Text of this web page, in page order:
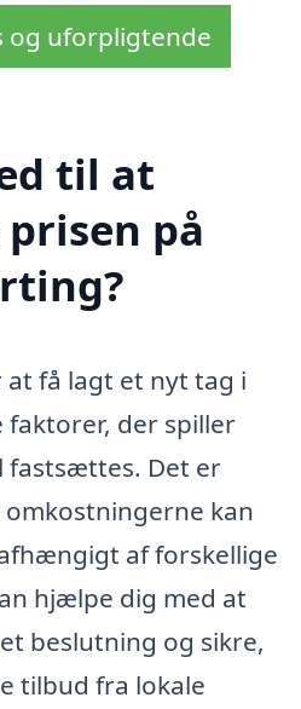
og uforpligtende
til at
på
få lagt et nyt tag i
der spiller
fastsættes. Det er
kan
af forskellige
hjælpe dig med at
beslutning og sikre,
tilbud fra lokale